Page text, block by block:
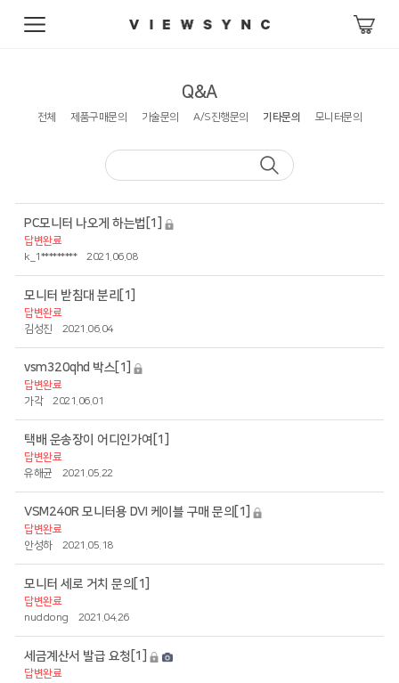
Q&A
전체 제품구매문의 기술문의 A/S진행문의 기타문의 모니터문의
PC모니터 나오게 하는법 [1]
답변완료
k_1*********
2021.06.08
모니터 받침대 분리 [1]
답변완료
김성진
2021.06.04
vsm320qhd 박스 [1]
답변완료
가각
2021.06.01
택배 운송장이 어디인가여 [1]
답변완료
유해균
2021.05.22
VSM240R 모니터용 DVI 케이블 구매 문의 [1]
답변완료
안성하
2021.05.18
모니터 세로 거치 문의 [1]
답변완료
nuddong
2021.04.26
세금계산서 발급 요청 [1]
답변완료